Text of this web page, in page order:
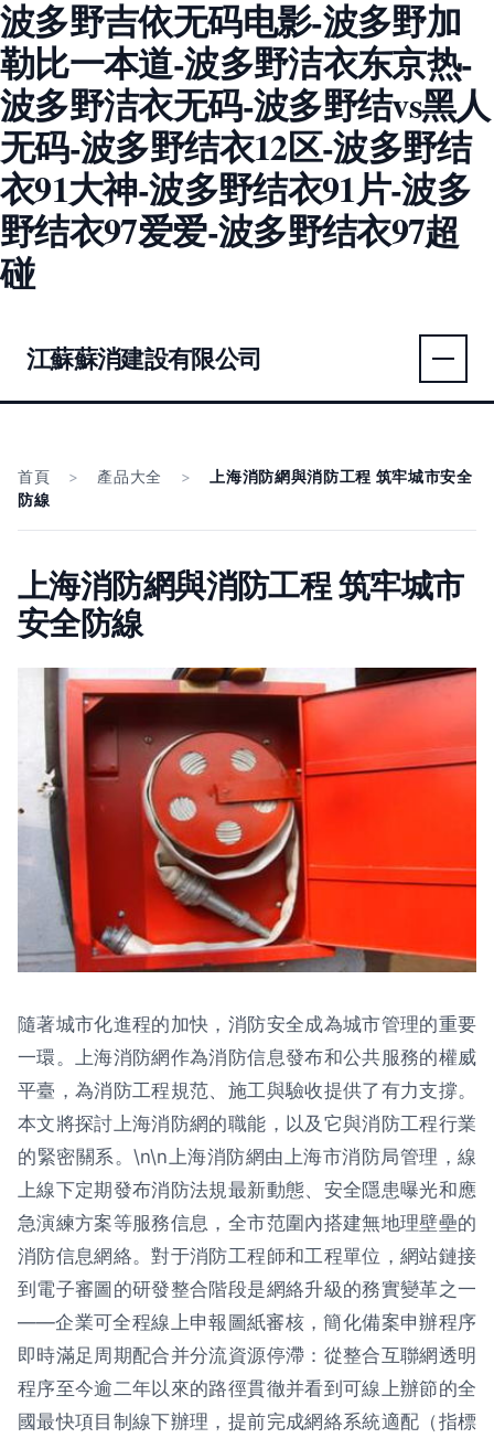
波多野吉依无码电影-波多野加
勒比一本道-波多野洁衣东京热-
波多野洁衣无码-波多野结vs黑人
无码-波多野结衣12区-波多野结
衣91大神-波多野结衣91片-波多
野结衣97爱爱-波多野结衣97超
碰
江蘇蘇消建設有限公司
首頁 > 產品大全 >
上海消防網與消防工程 筑牢城市安全
防線
上海消防網與消防工程 筑牢城市
安全防線
隨著城市化進程的加快，消防安全成為城市管理的重要
一環。上海消防網作為消防信息發布和公共服務的權威
平臺，為消防工程規范、施工與驗收提供了有力支撐。
本文將探討上海消防網的職能，以及它與消防工程行業
的緊密關系。\n\n上海消防網由上海市消防局管理，線
上線下定期發布消防法規最新動態、安全隱患曝光和應
急演練方案等服務信息，全市范圍內搭建無地理壁壘的
消防信息網絡。對于消防工程師和工程單位，網站鏈接
到電子審圖的研發整合階段是網絡升級的務實變革之一
——企業可全程線上申報圖紙審核，簡化備案申辦程序
即時滿足周期配合并分流資源停滯：從整合互聯網透明
程序至今逾二年以來的路徑貫徹并看到可線上辦節的全
國最快項目制線下辦理，提前完成網絡系統適配（指標